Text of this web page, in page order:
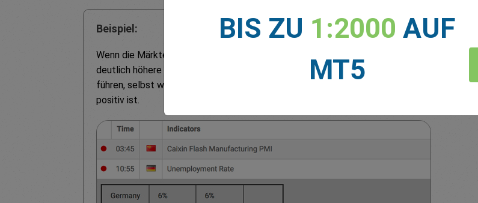
Beispiel:
Wenn die Märkte 130.000 neue Arbeitsplätze im NFP-Bericht erwarten, kann eine
deutlich höhere oder niedrigere tatsächliche Zahl zu einer starken Bewegung des USD
führen, selbst wenn die gemeldete Zahl insgesamt technisch gesehen immer noch
positiv ist.
BIS ZU 1:2000 AUF
MT5